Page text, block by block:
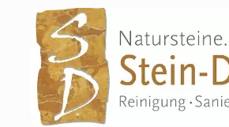
springen